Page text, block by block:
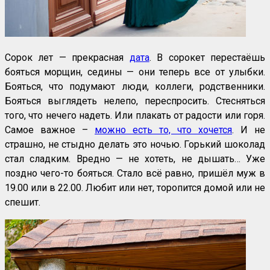
Сорок лет — прекрасная дата. В сорокет перестаёшь
бояться морщин, седины — они теперь все от улыбки.
Бояться, что подумают люди, коллеги, родственники.
Бояться выглядеть нелепо, переспросить. Стесняться
того, что нечего надеть. Или плакать от радости или горя.
Самое важное – можно есть то, что хочется. И не
страшно, не стыдно делать это ночью. Горький шоколад
стал сладким. Вредно — не хотеть, не дышать… Уже
поздно чего-то бояться. Стало всё равно, пришёл муж в
19.00 или в 22.00. Любит или нет, торопится домой или не
спешит.